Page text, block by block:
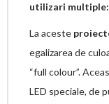
utilizari
La aceste
egalizarea de
“full colour”.
LED speciale, de